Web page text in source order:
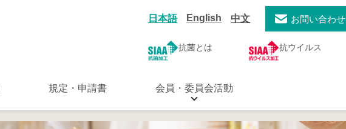
日本語 English 中文 お問い合わせ
抗菌とは 抗ウイルス
規定・申請書 会員・委員会活動